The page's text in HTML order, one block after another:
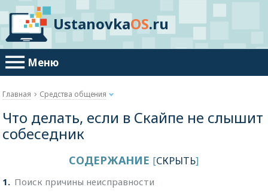
UstanovkaOS.ru
Главная Средства общения
Что делать, если в Скайпе не слышит
собеседник
СОДЕРЖАНИЕ [СКРЫТЬ]
1
Поиск причины неисправности
Меню